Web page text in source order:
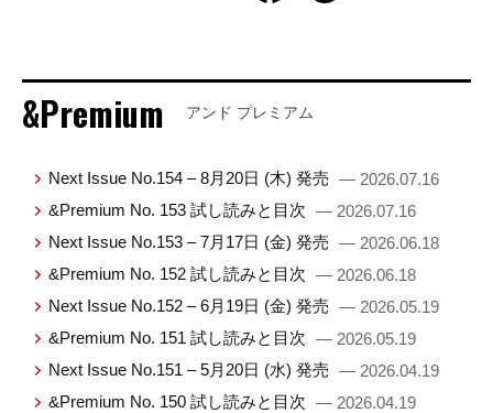
&Premium アンド プレミアム
Next Issue No.154 – 8月20日 (木) 発売 — 2026.07.16
&Premium No. 153 試し読みと目次 — 2026.07.16
Next Issue No.153 – 7月17日 (金) 発売 — 2026.06.18
&Premium No. 152 試し読みと目次 — 2026.06.18
Next Issue No.152 – 6月19日 (金) 発売 — 2026.05.19
&Premium No. 151 試し読みと目次 — 2026.05.19
Next Issue No.151 – 5月20日 (水) 発売 — 2026.04.19
&Premium No. 150 試し読みと目次 — 2026.04.19